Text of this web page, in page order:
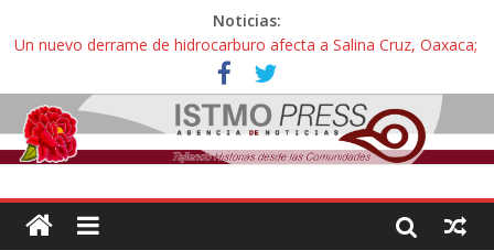
Noticias:
Un nuevo derrame de hidrocarburo afecta a Salina Cruz, Oaxaca;
ahora pescadores de Salinas del Marqués denuncian daños de
Pemex
Ángel, el joven autista expulsado por la Universidad Bienestar de
Ixtepec, Oaxaca vuelve a las aulas tras amparo
Familiares de periodista Alejandro Leyva se reúnen con titular de
intelectuales de su asesinato
Alertan pescadores de Juchitán, Oaxaca de nuevo despojo de su